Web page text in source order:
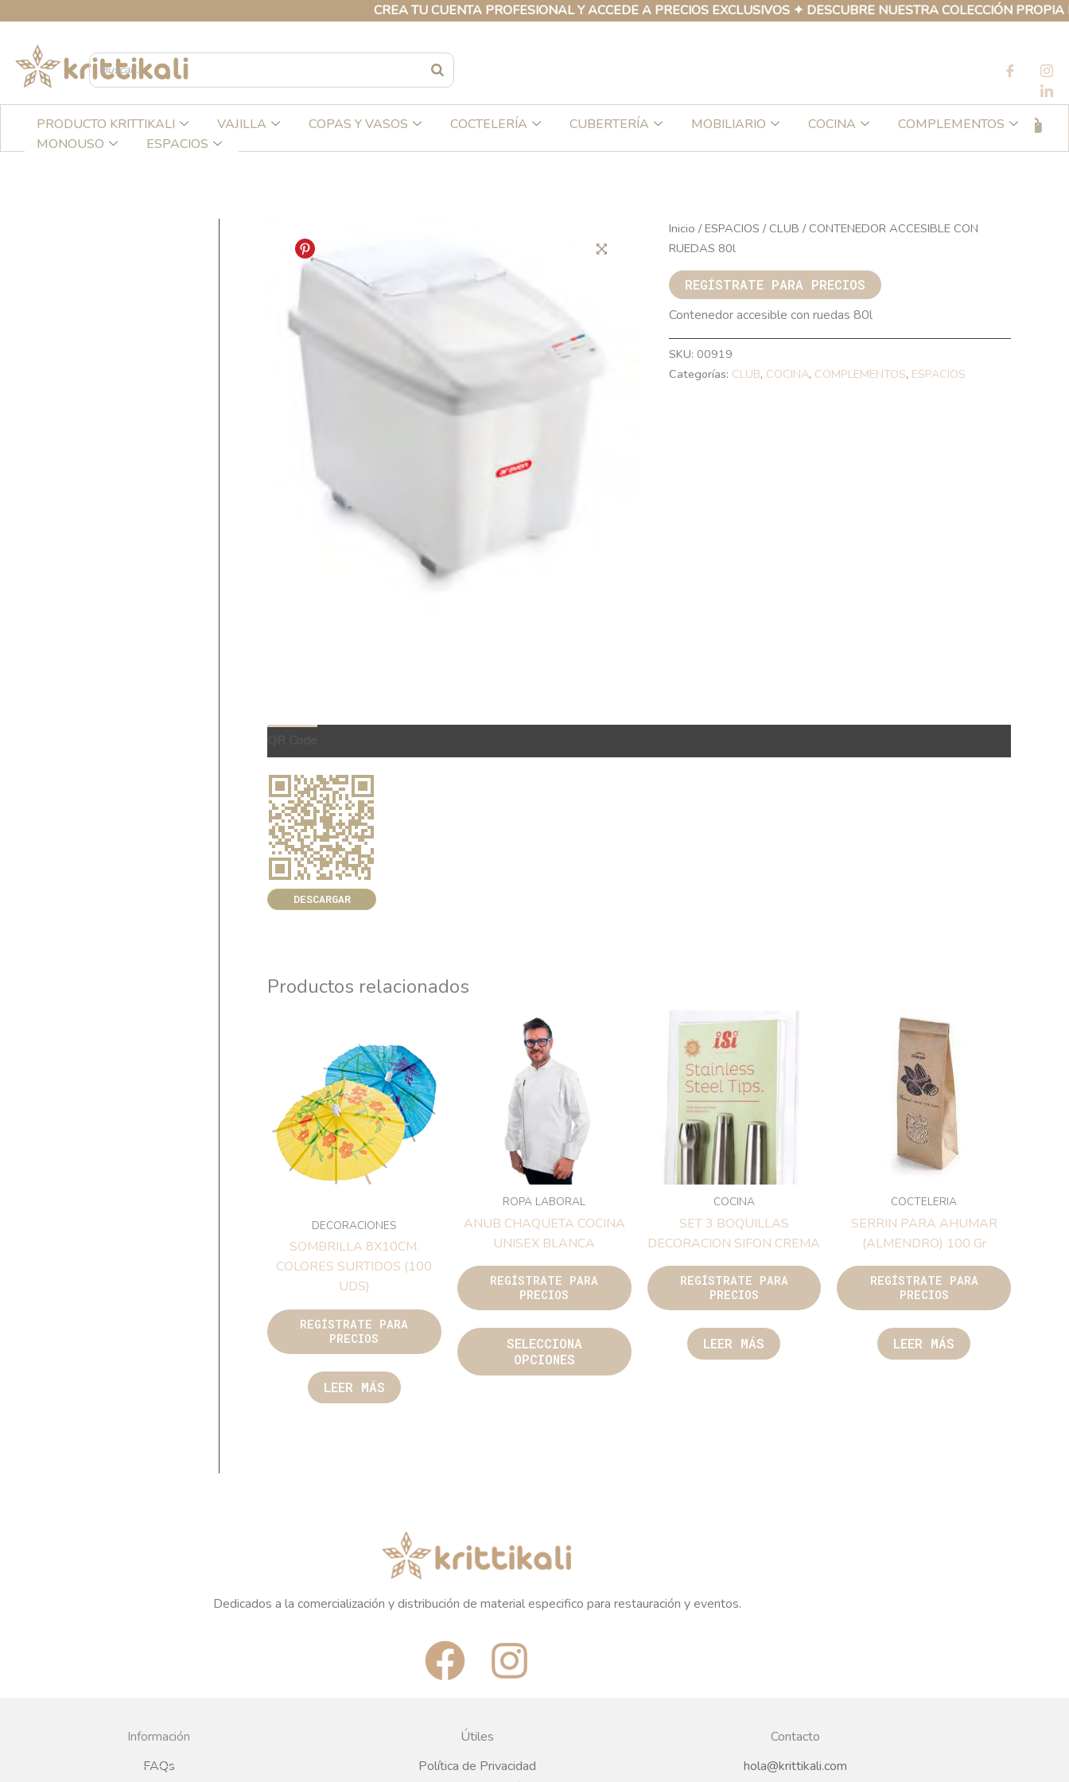
CREA TU CUENTA PROFESIONAL Y ACCEDE A PRECIOS EXCLUSIVOS ✦ DESCUBRE NUESTRA COLECCIÓN PROPIA DE
contenido
PRODUCTO KRITTIKALI VAJILLA COPAS Y VASOS COCTELERÍA CUBERTERÍA MOBILIARIO COCINA
COMPLEMENTOS
MONOUSO
ESPACIOS
Inicio / ESPACIOS / CLUB / CONTENEDOR ACCESIBLE CON
RUEDAS 80l
REGÍSTRATE PARA PRECIOS
Contenedor accesible con ruedas 80l
SKU: 00919
Categorías: CLUB, COCINA, COMPLEMENTOS, ESPACIOS
DESCARGAR
Productos relacionados
DECORACIONES
SOMBRILLA 8X10CM.
COLORES SURTIDOS (100
UDS)
REGÍSTRATE PARA
PRECIOS
LEER MÁS
ROPA LABORAL
ANUB CHAQUETA COCINA
UNISEX BLANCA
REGÍSTRATE PARA
PRECIOS
SELECCIONA
OPCIONES
COCINA
SET 3 BOQUILLAS
DECORACION SIFON CREMA
REGÍSTRATE PARA
PRECIOS
LEER MÁS
COCTELERIA
SERRIN PARA AHUMAR
(ALMENDRO) 100 Gr
REGÍSTRATE PARA
PRECIOS
LEER MÁS
Dedicados a la comercialización y distribución de material especifico para restauración y eventos.
F
a
c
I
n
Información
FAQs
Útiles
Política de Privacidad
Contacto
hola@krittikali.com